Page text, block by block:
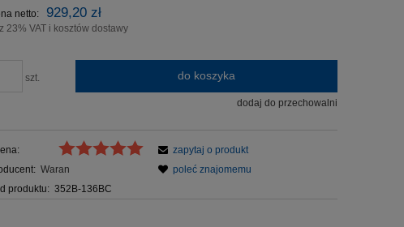
netto: 929,20 zł
23% VAT i kosztów dostawy
szt. do koszyka
dodaj do przechowalni
Waran
produktu: 352B-136BC
zapytaj o produkt
poleć znajomemu